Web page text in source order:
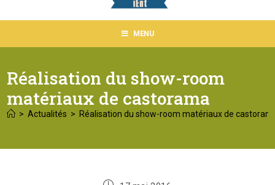
MENU
Réalisation du show-room
matériaux de castorama
> Actualités > Réalisation du show-room matériaux de